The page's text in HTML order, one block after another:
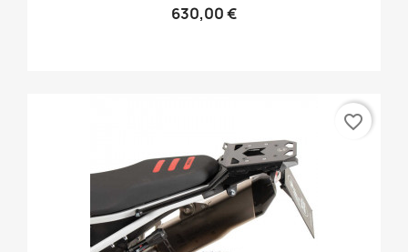
630,00 €
favorite_border